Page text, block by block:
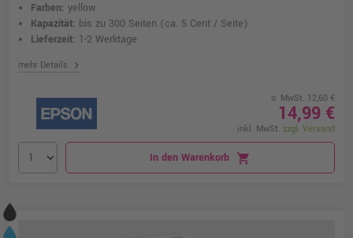
Farben: yellow
Kapazität: bis zu 300 Seiten (ca. 5 Cent / Seite)
Lieferzeit: 1-2 Werktage
mehr Details chevron_right
o. MwSt. 12,60 €
14,99 €
inkl. MwSt. zzgl. Versand
In den Warenkorb shopping_cart